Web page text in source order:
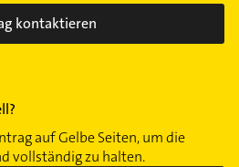
kontaktieren
auf Gelbe Seiten, um die
vollständig zu halten.